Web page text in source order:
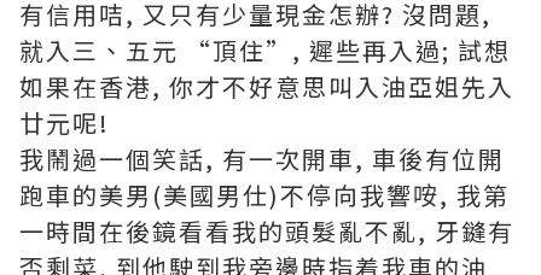
有信用咭, 又只有少量現金怎辦? 沒問題,
就入三、五元 “頂住”, 遲些再入過; 試想
如果在香港, 你才不好意思叫入油亞姐先入
廿元呢!
我鬧過一個笑話, 有一次開車, 車後有位開
跑車的美男(美國男仕)不停向我響咹, 我第
一時間在後鏡看看我的頭髮亂不亂, 牙鏠有
否剩菜, 到他駛到我旁邊時指着我車的油